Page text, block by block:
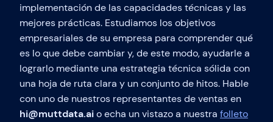
implementación de las capacidades técnicas y las
mejores prácticas. Estudiamos los objetivos
empresariales de su empresa para comprender qué
es lo que debe cambiar y, de este modo, ayudarle a
lograrlo mediante una estrategia técnica sólida con
una hoja de ruta clara y un conjunto de hitos. Hable
con uno de nuestros representantes de ventas en
hi@muttdata.aio echa un vistazo a nuestra folleto